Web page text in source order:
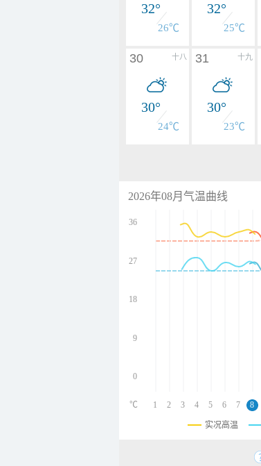
32°
26℃
32°
25℃
十八
30
30°
24℃
十九
31
30°
23℃
2026年08月气温曲线
36
27
18
9
0
1 2 3 4 5 6 7 8
℃
实况高温